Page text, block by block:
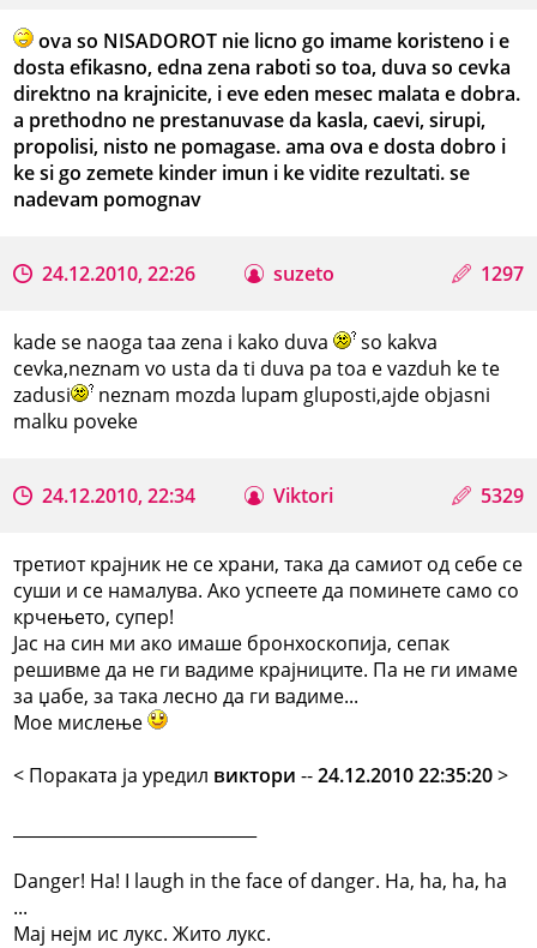
ova so NISADOROT nie licno go imame koristeno i e
dosta efikasno, edna zena raboti so toa, duva so cevka
direktno na krajnicite, i eve eden mesec malata e dobra.
a prethodno ne prestanuvase da kasla, caevi, sirupi,
propolisi, nisto ne pomagase. ama ova e dosta dobro i
ke si go zemete kinder imun i ke vidite rezultati. se
nadevam pomognav
24.12.2010, 22:26 suzeto 1297
kade se naoga taa zena i kako duva
so kakva
cevka,neznam vo usta da ti duva pa toa e vazduh ke te
zadusi
neznam mozda lupam gluposti,ajde objasni
malku poveke
24.12.2010, 22:34 Viktori 5329
третиот крајник не се храни, така да самиот од себе се
суши и се намалува. Ако успеете да поминете само со
крчењето, супер!
Јас на син ми ако имаше бронхоскопија, сепак
решивме да не ги вадиме крајниците. Па не ги имаме
за џабе, за така лесно да ги вадиме...
Мое мислење
< Поракaта ја уредил виктори --24.12.2010 22:35:20>
Danger! Ha! I laugh in the face of danger. Ha, ha, ha, ha
...
Мај нејм ис лукс. Жито лукс.